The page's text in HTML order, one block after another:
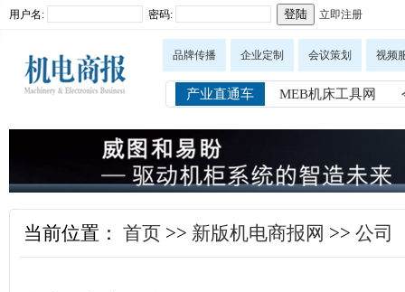
用户名: 密码: 立即注册
品牌传播 企业定制 会议策划 视频
产业直通车 MEB机床工具网
当前位置： 首页 >> 新版机电商报网 >> 公司